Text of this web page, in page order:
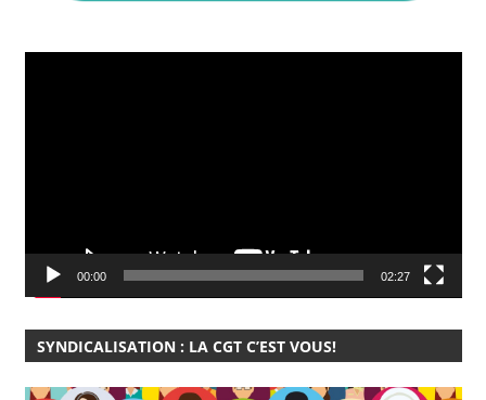
00:00 02:27
SYNDICALISATION : LA CGT C’EST VOUS!